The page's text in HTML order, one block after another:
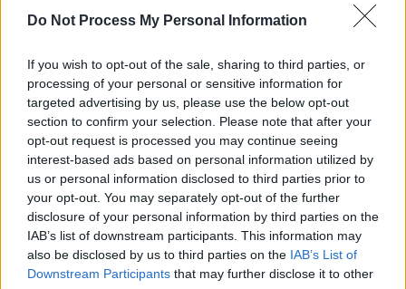
Do Not Process My Personal Information
If you wish to opt-out of the sale, sharing to third parties, or
processing of your personal or sensitive information for
targeted advertising by us, please use the below opt-out
section to confirm your selection. Please note that after your
opt-out request is processed you may continue seeing
interest-based ads based on personal information utilized by
us or personal information disclosed to third parties prior to
your opt-out. You may separately opt-out of the further
disclosure of your personal information by third parties on the
IAB’s list of downstream participants. This information may
also be disclosed by us to third parties on the IAB’s List of
Downstream Participants that may further disclose it to other